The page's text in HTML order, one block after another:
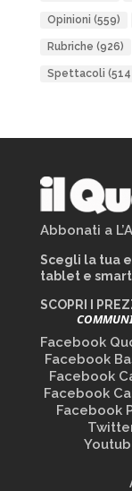
Opinioni (559)
Rubriche (926)
Spettacoli
Abbonati a
Scegli la tua
tablet e
SCOPRI I
Facebook
Facebook
Facebook
Facebook
Facebook